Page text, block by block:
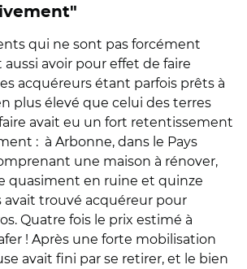
qui ne sont pas forcément
avoir pour effet de faire
acquéreurs étant parfois prêts à
plus élevé que celui des terres
avait eu un fort retentissement
: à Arbonne, dans le Pays
une maison à rénover,
quasiment en ruine et quinze
avait trouvé acquéreur pour
Quatre fois le prix estimé à
! Après une forte mobilisation
avait fini par se retirer, et le bien